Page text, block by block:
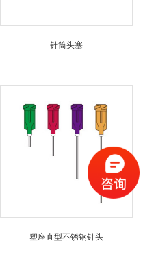
针筒头塞
塑座直型不锈钢针头